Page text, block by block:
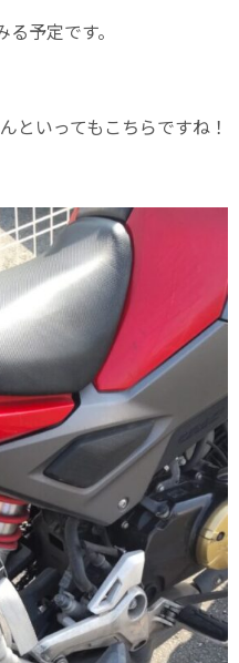
予定です。
といってもこちらですね！